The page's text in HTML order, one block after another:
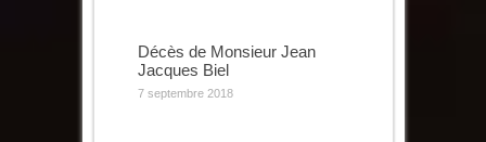
Décès de Monsieur Jean
Jacques Biel
7 septembre 2018